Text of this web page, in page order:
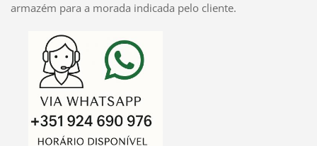
armazém para a morada indicada pelo cliente.